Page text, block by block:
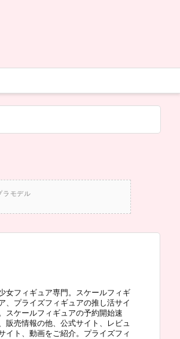
ラモデル
女フィギュア専門。スケールフィギ
、プライズフィギュアの推し活サイ
スケールフィギュアの予約開始速
販売情報の他、公式サイト、レビュ
イト、動画をご紹介。プライズフィ